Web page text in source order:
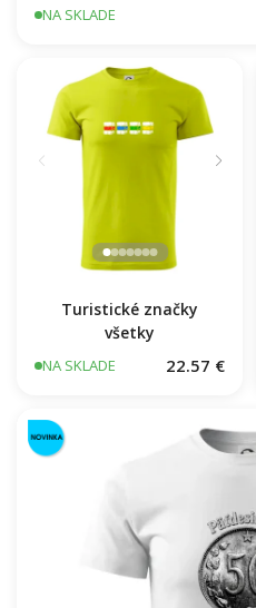
NA SKLADE
Turistické značky
všetky
NA SKLADE 22.57 €